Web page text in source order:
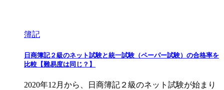
簿記
日商簿記２級のネット試験と統一試験（ペーパー試験）の合格率を
比較【難易度は同じ？】
2020年12月から、日商簿記２級のネット試験が始まり